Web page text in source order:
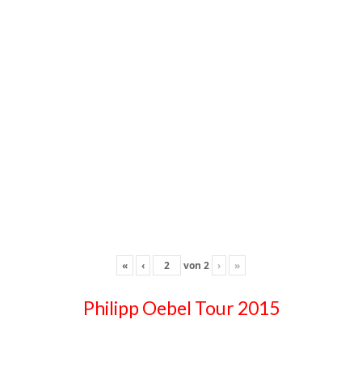
« ‹ von 2 › »
Philipp Oebel Tour 2015